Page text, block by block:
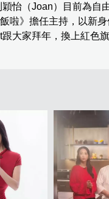
怡（Joan）目前為自
啦》擔任主持，以新
大家拜年，換上紅色